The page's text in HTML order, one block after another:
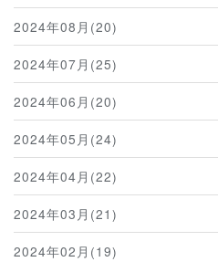
2024年08月(20)
2024年07月(25)
2024年06月(20)
2024年05月(24)
2024年04月(22)
2024年03月(21)
2024年02月(19)